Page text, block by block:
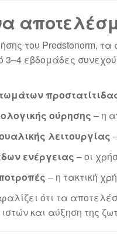
του Predstonorm,
εβδομάδες
ούρησης – η
λειτουργίας
ενέργειας – οι
– η τακτική
ότι τα
και αύξηση της